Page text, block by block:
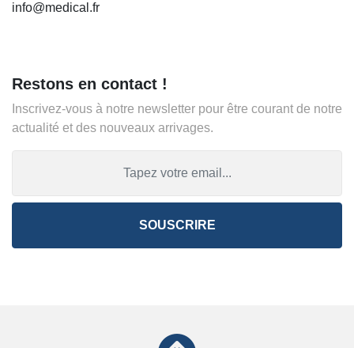
info@medical.fr
Restons en contact !
Inscrivez-vous à notre newsletter pour être courant de notre
actualité et des nouveaux arrivages.
SOUSCRIRE